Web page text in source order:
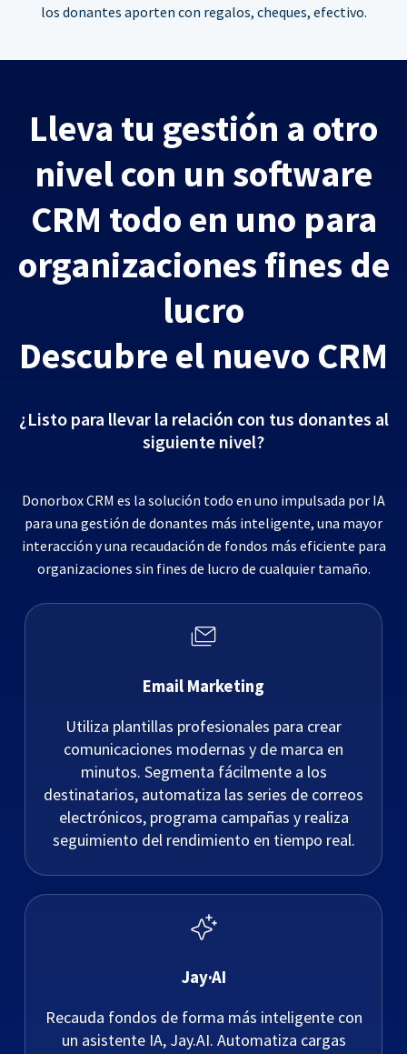
los donantes aporten con regalos, cheques, efectivo.
Lleva tu gestión a otro
nivel con un software
CRM todo en uno para
organizaciones fines de
lucro
Descubre el nuevo CRM
¿Listo para llevar la relación con tus donantes al
siguiente nivel?
Donorbox CRM es la solución todo en uno impulsada por IA
para una gestión de donantes más inteligente, una mayor
interacción y una recaudación de fondos más eficiente para
organizaciones sin fines de lucro de cualquier tamaño.
Email Marketing
Utiliza plantillas profesionales para crear
comunicaciones modernas y de marca en
minutos. Segmenta fácilmente a los
destinatarios, automatiza las series de correos
electrónicos, programa campañas y realiza
seguimiento del rendimiento en tiempo real.
Jay·AI
Recauda fondos de forma más inteligente con
un asistente IA, Jay.AI. Automatiza cargas